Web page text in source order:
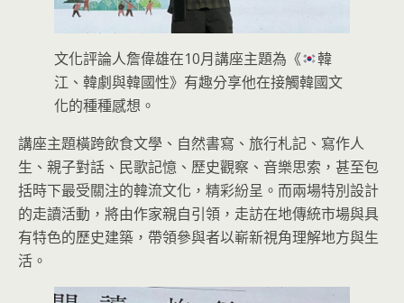
文化評論人詹偉雄在10月講座主題為《
韓
江、韓劇與韓國性》有趣分享他在接觸韓國文
化的種種感想。
講座主題橫跨飲食文學、自然書寫、旅行札記、寫作人
生、親子對話、民歌記憶、歷史觀察、音樂思索，甚至包
括時下最受關注的韓流文化，精彩紛呈。而兩場特別設計
的走讀活動，將由作家親自引領，走訪在地傳統市場與具
有特色的歷史建築，帶領參與者以嶄新視角理解地方與生
活。